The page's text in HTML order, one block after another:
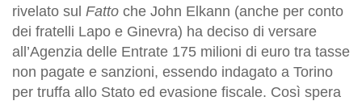
rivelato sul Fatto che John Elkann (anche per conto
dei fratelli Lapo e Ginevra) ha deciso di versare
all’Agenzia delle Entrate 175 milioni di euro tra tasse
non pagate e sanzioni, essendo indagato a Torino
per truffa allo Stato ed evasione fiscale. Così spera